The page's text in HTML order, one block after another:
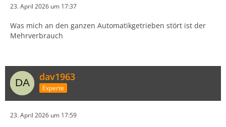
23. April 2026 um 17:37
Was mich an den ganzen Automatikgetrieben stört ist der
Mehrverbrauch
dav1963
Experte
23. April 2026 um 17:59